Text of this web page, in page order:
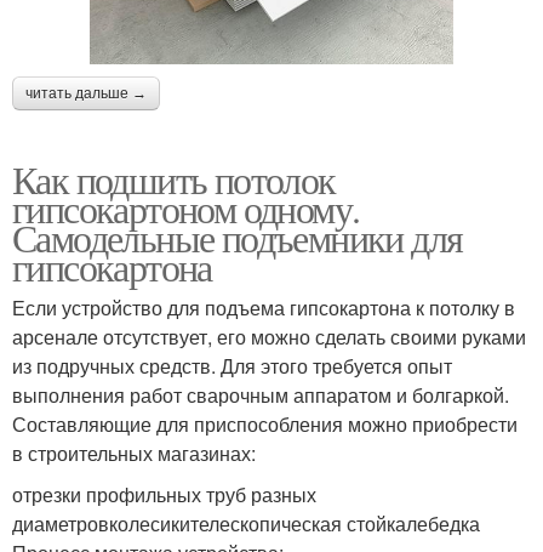
читать дальше →
Как подшить потолок
гипсокартоном одному.
Самодельные подъемники для
гипсокартона
Если устройство для подъема гипсокартона к потолку в
арсенале отсутствует, его можно сделать своими руками
из подручных средств. Для этого требуется опыт
выполнения работ сварочным аппаратом и болгаркой.
Составляющие для приспособления можно приобрести
в строительных магазинах:
отрезки профильных труб разных
диаметровколесикителескопическая стойкалебедка